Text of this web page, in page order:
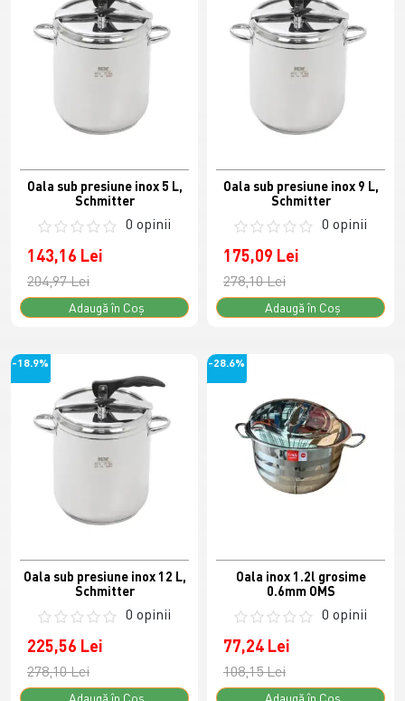
Oala sub presiune inox 5 L,
Schmitter
0 opinii
143,16 Lei
204,97 Lei
Adaugă în Coş
Oala sub presiune inox 9 L,
Schmitter
0 opinii
175,09 Lei
278,10 Lei
Adaugă în Coş
-18.9%
Oala sub presiune inox 12 L,
Schmitter
0 opinii
225,56 Lei
278,10 Lei
Adaugă în Coş
-28.6%
Oala inox 1.2l grosime
0.6mm OMS
0 opinii
77,24 Lei
108,15 Lei
Adaugă în Coş